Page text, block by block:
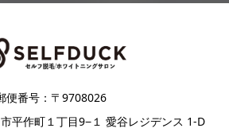
便番号：〒9708026
平作町１丁目9−１ 愛谷レジデンス 1-D